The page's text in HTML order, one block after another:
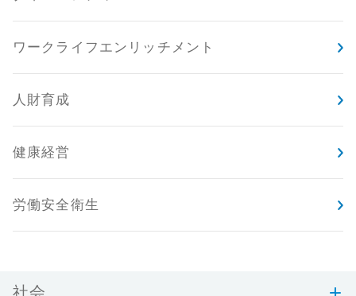
ワークライフエンリッチメント
人財育成
健康経営
労働安全衛生
社会